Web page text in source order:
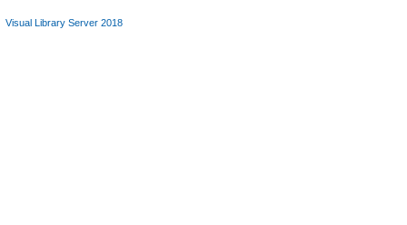
Visual Library Server 2018